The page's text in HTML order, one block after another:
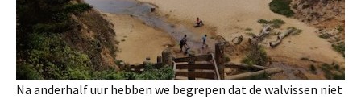
Na anderhalf uur hebben we begrepen dat de walvissen niet